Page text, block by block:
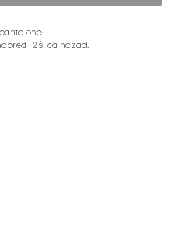
i 2 šlica nazad.